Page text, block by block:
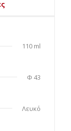
110 ml
Φ 43
Λευκό